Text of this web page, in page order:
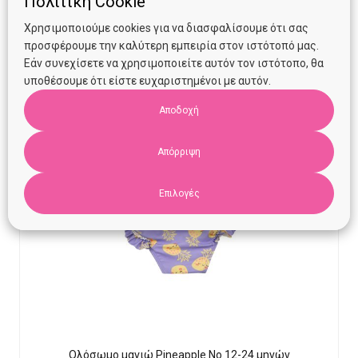
Ολόσωμο μαγιώ Pineapple Νο 12-24 μηνών
Χρησιμοποιούμε cookies για να διασφαλίσουμε ότι σας
προσφέρουμε την καλύτερη εμπειρία στον ιστότοπό μας.
Εάν συνεχίσετε να χρησιμοποιείτε αυτόν τον ιστότοπο, θα
υποθέσουμε ότι είστε ευχαριστημένοι με αυτόν.
Αποδοχή
Απόρριψη
Επιλογές